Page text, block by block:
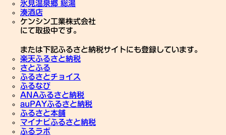
氷見温泉郷 総湯
湊酒店
ケンシン工業株式会社
にて取扱中です。
または下記ふるさと納税サイトにも登録しています。
楽天ふるさと納税
さとふる
ふるさとチョイス
ふるなび
ANAふるさと納税
auPAYふるさと納税
ふるさと本舗
マイナビふるさと納税
ふるラボ